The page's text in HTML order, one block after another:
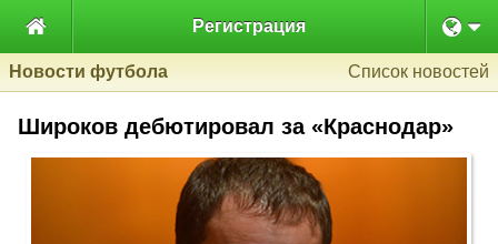
 Регистрация
Новости футбола Список новостей
Широков дебютировал за «Краснодар»